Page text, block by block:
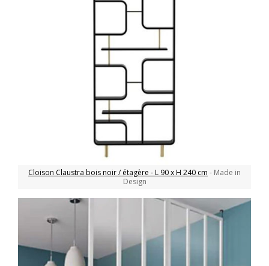
Cloison Claustra bois noir / étagère - L 90 x H 240 cm - Made in
Design